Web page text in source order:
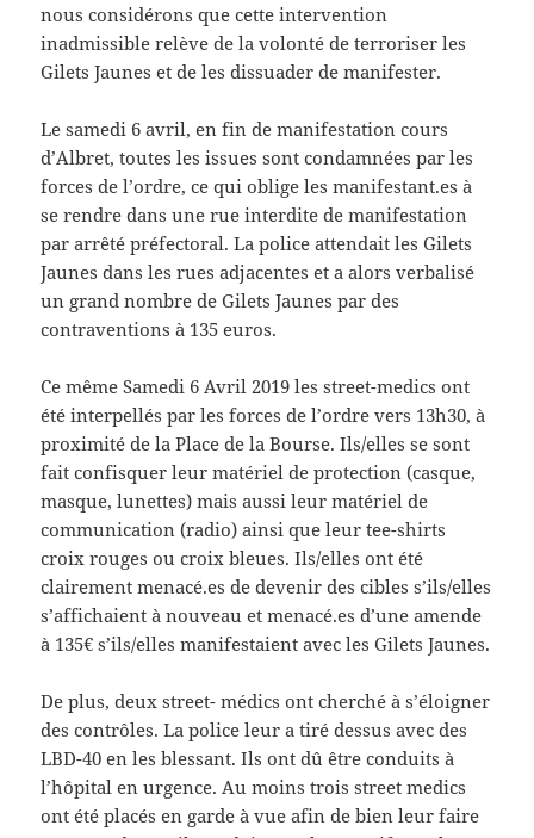
nous considérons que cette intervention
inadmissible relève de la volonté de terroriser les
Gilets Jaunes et de les dissuader de manifester.
Le samedi 6 avril, en fin de manifestation cours
d’Albret, toutes les issues sont condamnées par les
forces de l’ordre, ce qui oblige les manifestant.es à
se rendre dans une rue interdite de manifestation
par arrêté préfectoral. La police attendait les Gilets
Jaunes dans les rues adjacentes et a alors verbalisé
un grand nombre de Gilets Jaunes par des
contraventions à 135 euros.
Ce même Samedi 6 Avril 2019 les street-medics ont
été interpellés par les forces de l’ordre vers 13h30, à
proximité de la Place de la Bourse. Ils/elles se sont
fait confisquer leur matériel de protection (casque,
masque, lunettes) mais aussi leur matériel de
communication (radio) ainsi que leur tee-shirts
croix rouges ou croix bleues. Ils/elles ont été
clairement menacé.es de devenir des cibles s’ils/elles
s’affichaient à nouveau et menacé.es d’une amende
à 135€ s’ils/elles manifestaient avec les Gilets Jaunes.
De plus, deux street- médics ont cherché à s’éloigner
des contrôles. La police leur a tiré dessus avec des
LBD-40 en les blessant. Ils ont dû être conduits à
l’hôpital en urgence. Au moins trois street medics
ont été placés en garde à vue afin de bien leur faire